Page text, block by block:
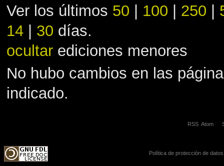
Ver los últimos 50 | 100 | 250 |
14| 30 días.
ocultarediciones menores
No hubo cambios en las
indicado.
RSS Atom
Política de protección de datos